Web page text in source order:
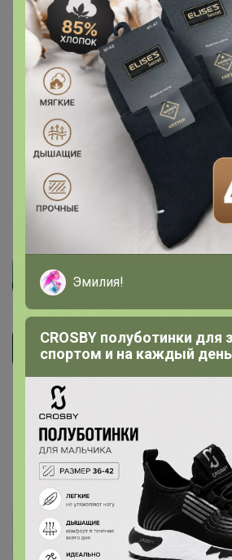
Закупка
132 21 1070 96 %
В
Мужские и женские сорочки
- класса. Джемперы,
Стоп 9 октября 2022 г.
Артемида
Показаны записи 1-3
Эмилия!
CROSBY полуботинки для
спортом и на каждый день